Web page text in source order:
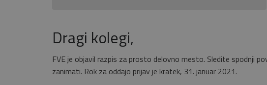
Dragi kolegi,
FVE je objavil razpis za prosto delovno mesto. Sledite spodnji
zanimati. Rok za oddajo prijav je kratek, 31. januar 2021.